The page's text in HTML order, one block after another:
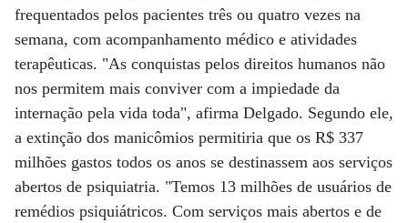
frequentados pelos pacientes três ou quatro vezes na
semana, com acompanhamento médico e atividades
terapêuticas. "As conquistas pelos direitos humanos não
nos permitem mais conviver com a impiedade da
internação pela vida toda", afirma Delgado. Segundo ele,
a extinção dos manicômios permitiria que os R$ 337
milhões gastos todos os anos se destinassem aos serviços
abertos de psiquiatria. "Temos 13 milhões de usuários de
remédios psiquiátricos. Com serviços mais abertos e de